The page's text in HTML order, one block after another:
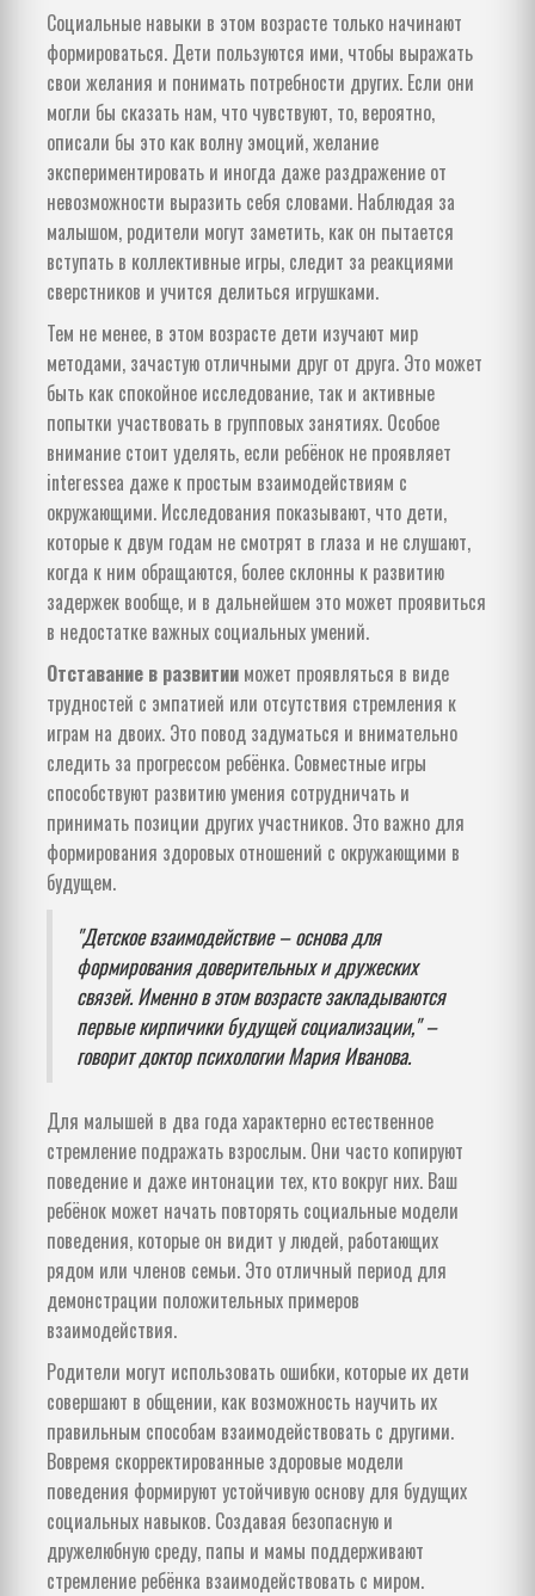
Социальные навыки в этом возрасте только начинают
формироваться. Дети пользуются ими, чтобы выражать
свои желания и понимать потребности других. Если они
могли бы сказать нам, что чувствуют, то, вероятно,
описали бы это как волну эмоций, желание
экспериментировать и иногда даже раздражение от
невозможности выразить себя словами. Наблюдая за
малышом, родители могут заметить, как он пытается
вступать в коллективные игры, следит за реакциями
сверстников и учится делиться игрушками.
Тем не менее, в этом возрасте дети изучают мир
методами, зачастую отличными друг от друга. Это может
быть как спокойное исследование, так и активные
попытки участвовать в групповых занятиях. Особое
внимание стоит уделять, если ребёнок не проявляет
interesseа даже к простым взаимодействиям с
окружающими. Исследования показывают, что дети,
которые к двум годам не смотрят в глаза и не слушают,
когда к ним обращаются, более склонны к развитию
задержек вообще, и в дальнейшем это может проявиться
в недостатке важных социальных умений.
Отставание в развитии может проявляться в виде
трудностей с эмпатией или отсутствия стремления к
играм на двоих. Это повод задуматься и внимательно
следить за прогрессом ребёнка. Совместные игры
способствуют развитию умения сотрудничать и
принимать позиции других участников. Это важно для
формирования здоровых отношений с окружающими в
будущем.
"Детское взаимодействие – основа для
формирования доверительных и дружеских
связей. Именно в этом возрасте закладываются
первые кирпичики будущей социализации," –
говорит доктор психологии Мария Иванова.
Для малышей в два года характерно естественное
стремление подражать взрослым. Они часто копируют
поведение и даже интонации тех, кто вокруг них. Ваш
ребёнок может начать повторять социальные модели
поведения, которые он видит у людей, работающих
рядом или членов семьи. Это отличный период для
демонстрации положительных примеров
взаимодействия.
Родители могут использовать ошибки, которые их дети
совершают в общении, как возможность научить их
правильным способам взаимодействовать с другими.
Вовремя скорректированные здоровые модели
поведения формируют устойчивую основу для будущих
социальных навыков. Создавая безопасную и
дружелюбную среду, папы и мамы поддерживают
стремление ребёнка взаимодействовать с миром.